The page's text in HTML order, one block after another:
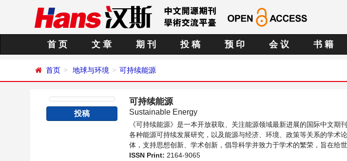
首 页 文 章 期 刊 投 稿 预 印 会 议 书 籍
首页 地球与环境 可持续能源
投稿
可持续能源
Sustainable Energy
《可持续能源》是一本开放获取、关注能源领域最新进展的国际中文期
各种能源可持续发展研究，以及能源与经济、环境、政策等关系的学术
体，支持思想创新、学术创新，倡导科学并致力于学术的繁荣，旨在给
并关注能源发展的人员提供一个传播、分享和讨论能源持续性发展的交流
ISSN Print: 2164-9065